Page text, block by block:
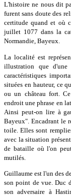
L'histoire ne nous dit
furent sans doute des
certitude quand et où
juillet 1077 dans la
Normandie, Bayeux.
La localité est
illustration que d'une
caractéristiques
situées en hauteur, ce
ou un château fort.
endroit une phrase en
Ainsi peut-on lire à
Bayeux". Encadrant le
toile. Elles sont
avec la situation
de bataille où l'on
mutilés.
Guillaume est l'un des
son point de vue. Duc
son adversaire à